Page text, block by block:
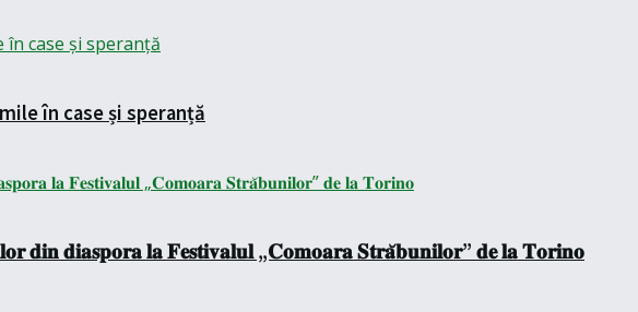
în case și speranță
𝐝𝐢𝐧 𝐝𝐢𝐚𝐬𝐩𝐨𝐫𝐚 𝐥𝐚 𝐅𝐞𝐬𝐭𝐢𝐯𝐚𝐥𝐮𝐥 „𝐂𝐨𝐦𝐨𝐚𝐫𝐚 𝐒𝐭𝐫𝐚̆𝐛𝐮𝐧𝐢𝐥𝐨𝐫” 𝐝𝐞 𝐥𝐚 𝐓𝐨𝐫𝐢𝐧𝐨